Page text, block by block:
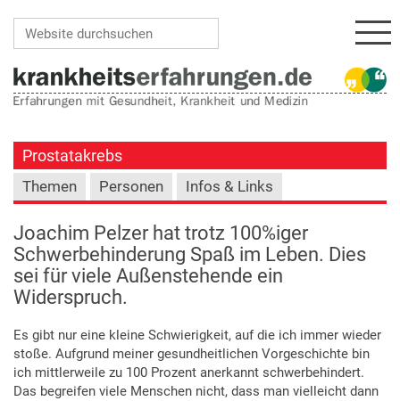
Prostatakrebs
Themen Personen Infos & Links
Joachim Pelzer hat trotz 100%iger
Schwerbehinderung Spaß im Leben. Dies
sei für viele Außenstehende ein
Widerspruch.
Es gibt nur eine kleine Schwierigkeit, auf die ich immer wieder
stoße. Aufgrund meiner gesundheitlichen Vorgeschichte bin
ich mittlerweile zu 100 Prozent anerkannt schwerbehindert.
Das begreifen viele Menschen nicht, dass man vielleicht dann